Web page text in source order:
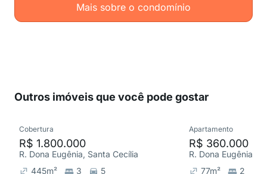
Mais sobre o condomínio
Outros imóveis que você pode gostar
Cobertura
R$ 1.800.000
R. Dona Eugênia, Santa Cecília
445m² 3
5
Apartamento
R$ 360.000
R. Dona Eugênia,
77m² 2